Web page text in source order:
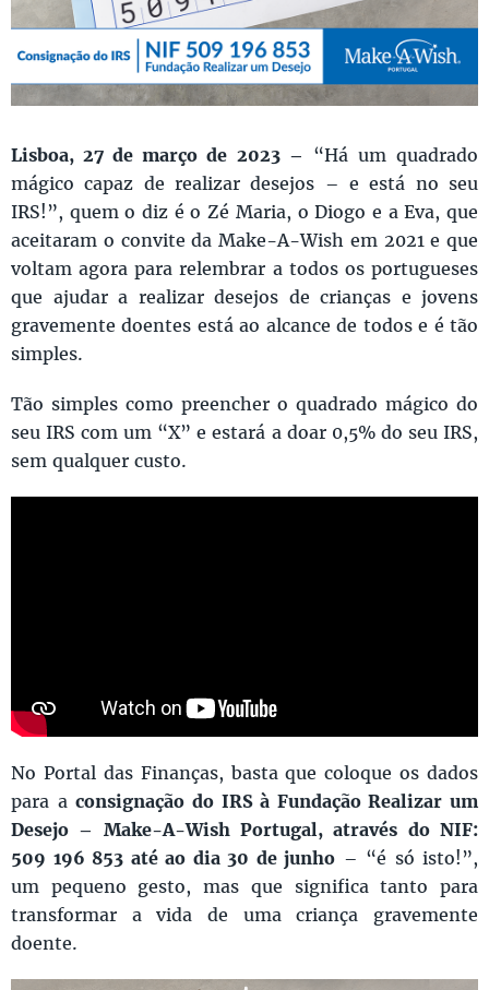
Lisboa, 27 de março de 2023 – “Há um quadrado
mágico capaz de realizar desejos – e está no seu
IRS!”, quem o diz é o Zé Maria, o Diogo e a Eva, que
aceitaram o convite da Make-A-Wish em 2021 e que
voltam agora para relembrar a todos os portugueses
que ajudar a realizar desejos de crianças e jovens
gravemente doentes está ao alcance de todos e é tão
simples.
Tão simples como preencher o quadrado mágico do
seu IRS com um “X” e estará a doar 0,5% do seu IRS,
sem qualquer custo.
No Portal das Finanças, basta que coloque os dados
para aconsignação do IRS à Fundação Realizar um
Desejo – Make-A-Wish Portugal, através do NIF:
509 196 853 até ao dia 30 de junho – “é só isto!”,
um pequeno gesto, mas que significa tanto para
transformar a vida de uma criança gravemente
doente.